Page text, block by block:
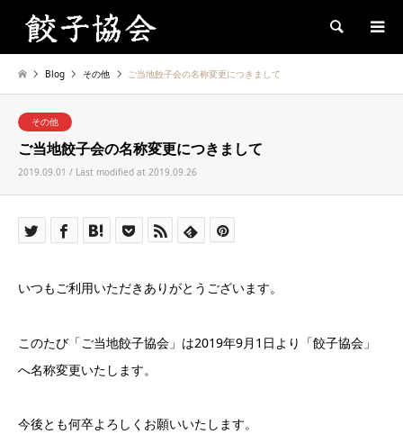
Search
Blog その他 ご当地餃子会の名称変更につきまして
その他
ご当地餃子会の名称変更につきまして
2019.09.01 / Last modified at 2019.09.26
いつもご利用いただきありがとうございます。
このたび「ご当地餃子協会」は2019年9月1日より「餃子協会」
へ名称変更いたします。
今後とも何卒よろしくお願いいたします。